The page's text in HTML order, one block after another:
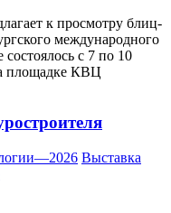
к просмотру блиц-
международного
с 7 по 10
площадке КВЦ
Выставка